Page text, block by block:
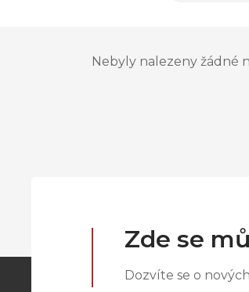
Nebyly nalezeny žádné
Zde se
Dozvíte se o